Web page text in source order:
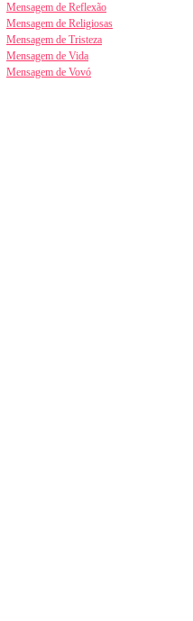
Mensagem de Reflexão
Mensagem de Religiosas
Mensagem de Tristeza
Mensagem de Vida
Mensagem de Vovó